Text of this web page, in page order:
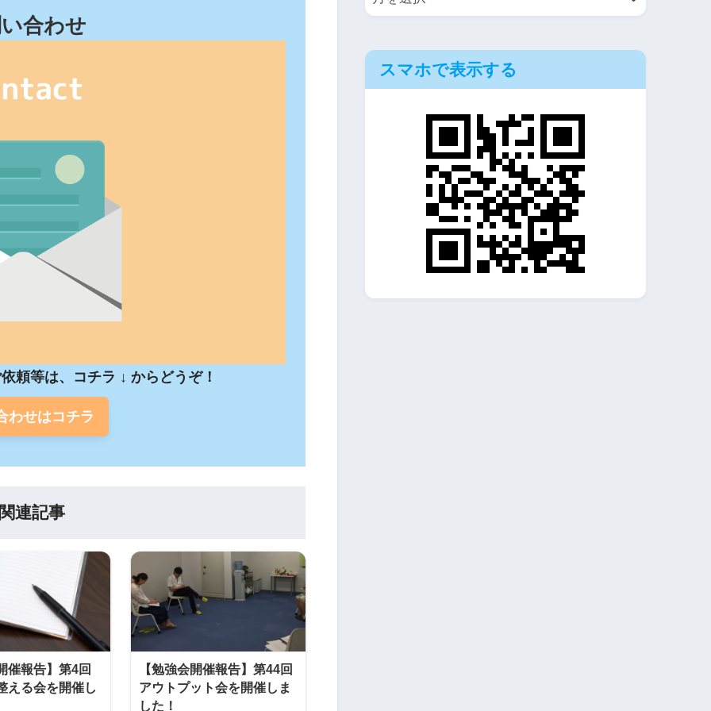
合わせ
頼等は、コチラ ↓ からどうぞ！
わせはコチラ
連記事
催報告】第4回
える会を開催し
【勉強会開催報告】第44回
アウトプット会を開催しま
した！
スマホで表示する